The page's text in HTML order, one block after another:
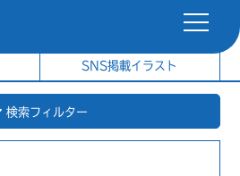
SNS掲載イラスト
検索フィルター